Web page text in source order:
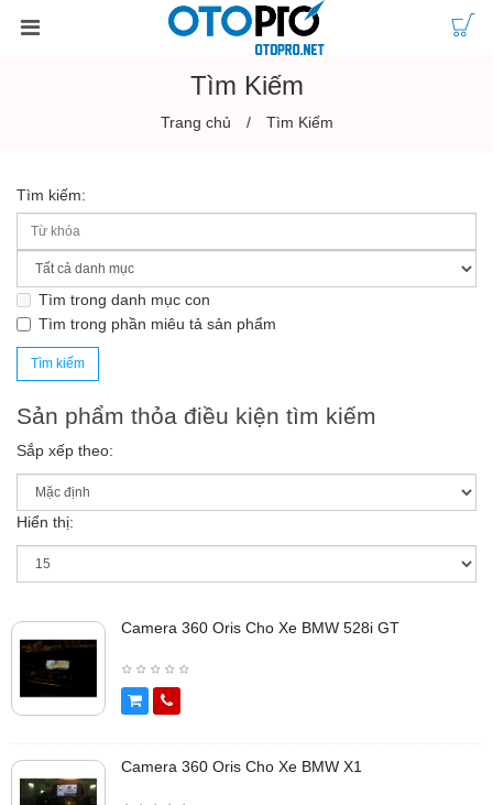
Tìm Kiếm
Trang chủ Tìm Kiếm
Tìm kiếm:
Tìm trong danh mục con
Tìm trong phần miêu tả sản phẩm
Sản phẩm thỏa điều kiện tìm kiếm
Sắp xếp theo:
Hiển thị:
Camera 360 Oris Cho Xe BMW 528i GT
Camera 360 Oris Cho Xe BMW X1